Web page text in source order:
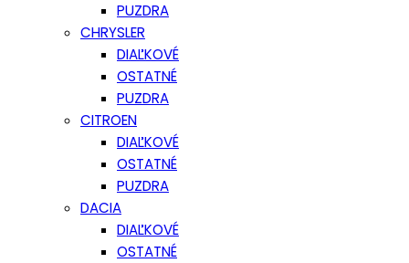
PUZDRA
CHRYSLER
DIAĽKOVÉ
OSTATNÉ
PUZDRA
CITROEN
DIAĽKOVÉ
OSTATNÉ
PUZDRA
DACIA
DIAĽKOVÉ
OSTATNÉ